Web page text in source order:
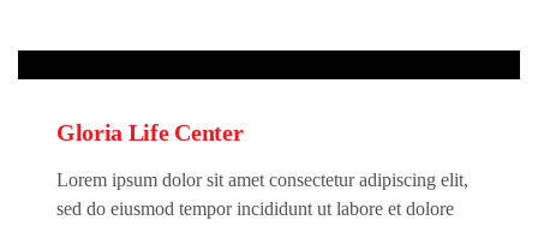
Gloria Life Center
Lorem ipsum dolor sit amet consectetur adipiscing elit,
sed do eiusmod tempor incididunt ut labore et dolore